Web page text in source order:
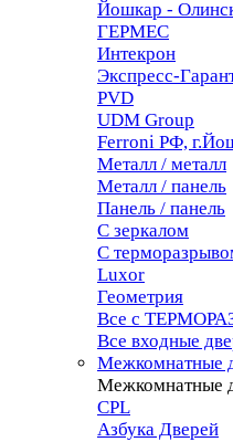
Йошкар -
ГЕРМЕС
Интекрон
Экспресс-
PVD
UDM Group
Ferroni РФ,
Металл / металл
Металл / панель
Панель / панель
С зеркалом
С
Luxor
Геометрия
Все с
Все входные
Межкомнатные
Межкомнатные
CPL
Азбука Дверей